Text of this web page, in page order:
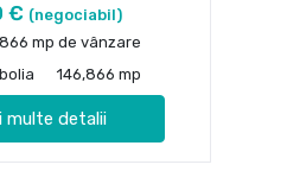
€ (negociabil)
mp de vânzare
146,866 mp
multe detalii